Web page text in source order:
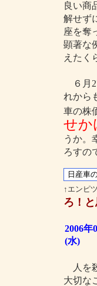
良い商
解せず
座を奪
顕著な
えたく
６月
れから
車の株
せか
うか。
ろすの
↑エンピ
ろ！
2006年
(水)
人を
大切な